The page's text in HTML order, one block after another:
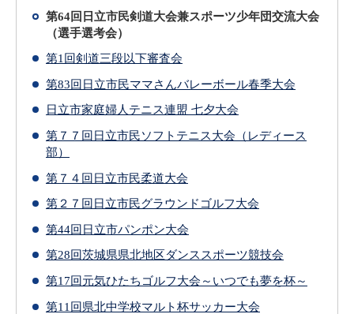
第64回日立市民剣道大会兼スポーツ少年団交流大会
（選手選考会）
第1回剣道三段以下審査会
第83回日立市民ママさんバレーボール春季大会
日立市家庭婦人テニス連盟 七夕大会
第７７回日立市民ソフトテニス大会（レディース
部）
第７４回日立市民柔道大会
第２７回日立市民グラウンドゴルフ大会
第44回日立市パンポン大会
第28回茨城県県北地区ダンススポーツ競技会
第17回元気ひたちゴルフ大会～いつでも夢を杯～
第11回県北中学校マルト杯サッカー大会